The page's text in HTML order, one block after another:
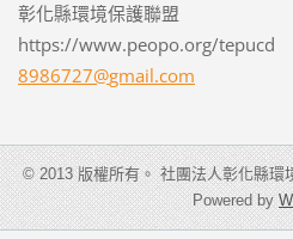
彰化縣環境保護聯盟
https://www.peopo.org/tepucd
8986727@gmail.com
© 2013 版權所有。 社團法人彰化縣環
Powered by